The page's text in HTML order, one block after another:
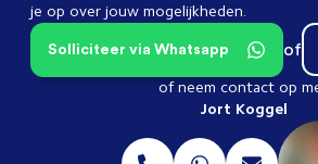
je op over jouw mogelijkheden.
of
Solliciteer via Whatsapp
of neem contact op
Jort Koggel